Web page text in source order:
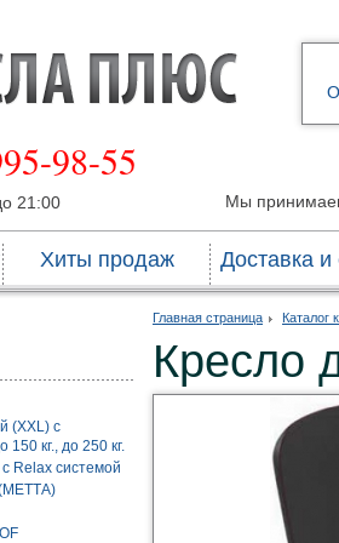
98-55
21:00 Мы
Хиты продаж Доставка и
(XXL) с
150 кг., до 250 кг.
Relax системой
Главная страница Каталог
Кресло